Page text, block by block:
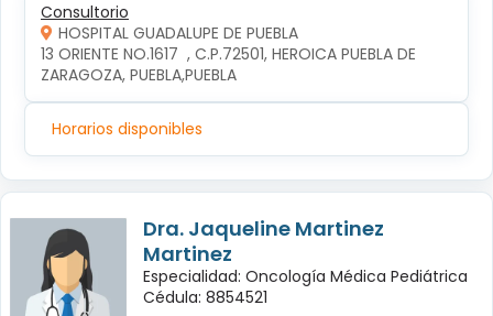
Consultorio
HOSPITAL GUADALUPE DE PUEBLA
13 ORIENTE NO.1617  , C.P.72501, HEROICA PUEBLA DE
ZARAGOZA, PUEBLA,PUEBLA
Horarios disponibles
Dra. Jaqueline Martinez
Martinez
Especialidad: Oncología Médica Pediátrica
Cédula: 8854521